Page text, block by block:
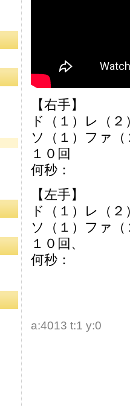
【右手】
ド（１）レ（
ソ（１）ファ
１０回
何秒：
【左手】
ド（１）レ（
ソ（１）ファ
１０回、
何秒：
a:4013 t:1 y:0